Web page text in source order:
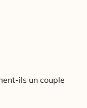
ils un couple